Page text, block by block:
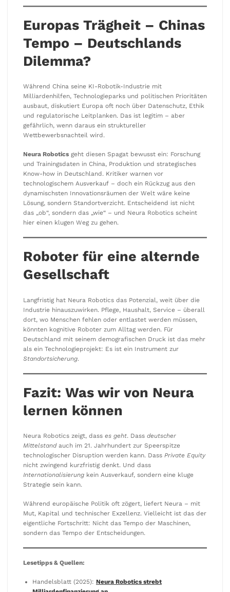
Europas Trägheit – Chinas
Tempo – Deutschlands
Dilemma?
Während China seine KI-Robotik-Industrie mit
Milliardenhilfen, Technologieparks und politischen Prioritäten
ausbaut, diskutiert Europa oft noch über Datenschutz, Ethik
und regulatorische Leitplanken. Das ist legitim – aber
gefährlich, wenn daraus ein struktureller
Wettbewerbsnachteil wird.
Neura Robotics geht diesen Spagat bewusst ein: Forschung
und Trainingsdaten in China, Produktion und strategisches
Know-how in Deutschland. Kritiker warnen vor
technologischem Ausverkauf – doch ein Rückzug aus den
dynamischsten Innovationsräumen der Welt wäre keine
Lösung, sondern Standortverzicht. Entscheidend ist nicht
das „ob“, sondern das „wie“ – und Neura Robotics scheint
hier einen klugen Weg zu gehen.
Roboter für eine alternde
Gesellschaft
Langfristig hat Neura Robotics das Potenzial, weit über die
Industrie hinauszuwirken. Pflege, Haushalt, Service – überall
dort, wo Menschen fehlen oder entlastet werden müssen,
könnten kognitive Roboter zum Alltag werden. Für
Deutschland mit seinem demografischen Druck ist das mehr
als ein Technologieprojekt: Es ist ein Instrument zur
Standortsicherung.
Fazit: Was wir von Neura
lernen können
Neura Robotics zeigt, dass es geht. Dass deutscher
Mittelstandauch im 21. Jahrhundert zur Speerspitze
technologischer Disruption werden kann. Dass Private Equity
nicht zwingend kurzfristig denkt. Und dass
Internationalisierung kein Ausverkauf, sondern eine kluge
Strategie sein kann.
Während europäische Politik oft zögert, liefert Neura – mit
Mut, Kapital und technischer Exzellenz. Vielleicht ist das der
eigentliche Fortschritt: Nicht das Tempo der Maschinen,
sondern das Tempo der Entscheidungen.
Lesetipps & Quellen:
Handelsblatt (2025): Neura Robotics strebt